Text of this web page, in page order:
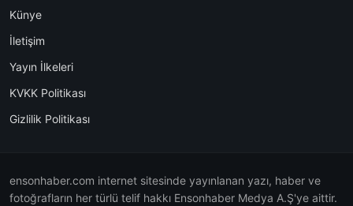
Künye
İletişim
Yayın İlkeleri
KVKK Politikası
Gizlilik Politikası
ensonhaber.com internet sitesinde yayınlanan yazı, haber ve
fotoğrafların her türlü telif hakkı Ensonhaber Medya A.Ş'ye aittir.